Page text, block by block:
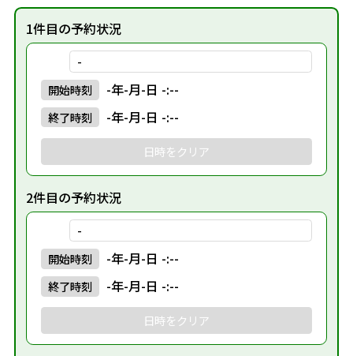
1件目の予約状況
-
開始時刻 -年-月-日 -:--
終了時刻 -年-月-日 -:--
日時をクリア
2件目の予約状況
-
開始時刻 -年-月-日 -:--
終了時刻 -年-月-日 -:--
日時をクリア